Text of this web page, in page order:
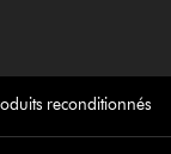
reconditionnés